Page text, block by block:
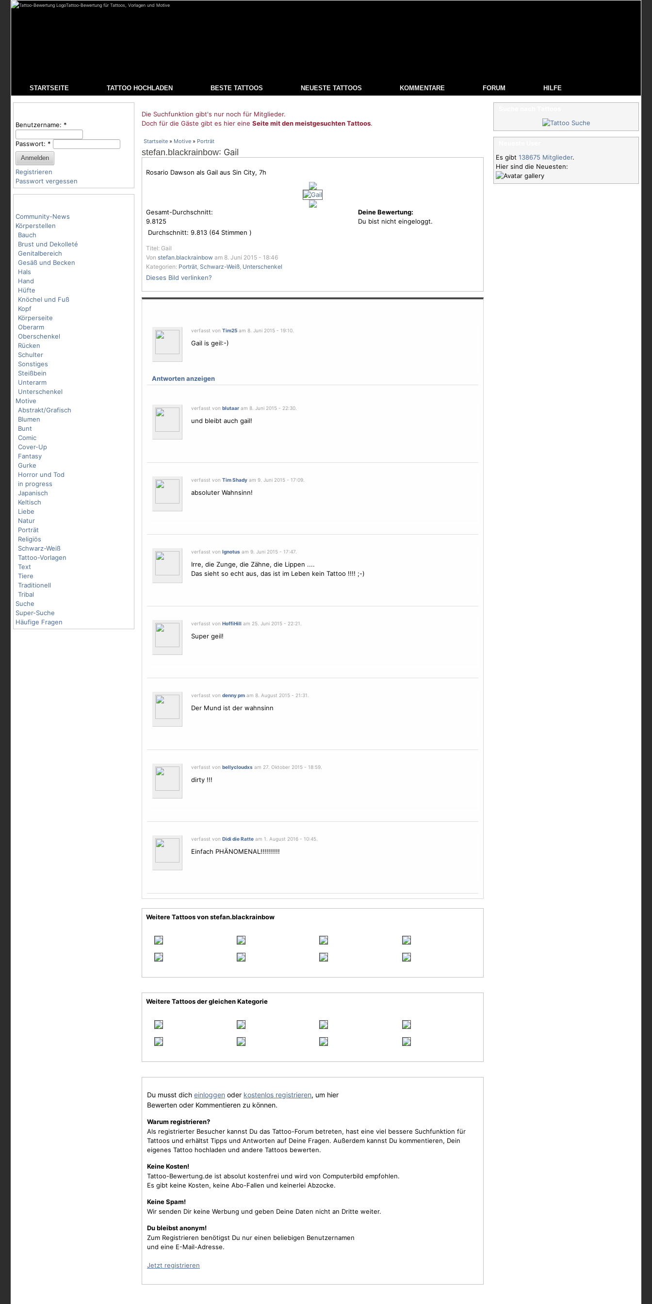
Tattoo-Bewertung für Tattoos, Vorlagen und Motive
STARTSEITE TATTOO HOCHLADEN BESTE TATTOOS NEUESTE TATTOOS KOMMENTARE FORUM HILFE
Benutzername: *
Passwort: *
Registrieren
Passwort vergessen
Community-News
Körperstellen
Bauch
Brust und Dekolleté
Genitalbereich
Gesäß und Becken
Hals
Hand
Hüfte
Knöchel und Fuß
Kopf
Körperseite
Oberarm
Oberschenkel
Rücken
Schulter
Sonstiges
Steißbein
Unterarm
Unterschenkel
Motive
Abstrakt/Grafisch
Blumen
Bunt
Comic
Cover-Up
Fantasy
Gurke
Horror und Tod
in progress
Japanisch
Keltisch
Liebe
Natur
Porträt
Religiös
Schwarz-Weiß
Tattoo-Vorlagen
Text
Tiere
Traditionell
Tribal
Suche
Super-Suche
Häufige Fragen
Die Suchfunktion gibt's nur noch für Mitglieder.
Doch für die Gäste gibt es hier eine Seite mit den meistgesuchten Tattoos.
Startseite » Motive » Porträt
stefan.blackrainbow: Gail
Rosario Dawson als Gail aus Sin City, 7h
Gesamt-Durchschnitt:
9.8125
Durchschnitt: 9.813 (64 Stimmen )
Deine Bewertung:
Du bist nicht eingeloggt.
Titel: Gail
Von stefan.blackrainbow am 8. Juni 2015 - 18:46
Kategorien: Porträt, Schwarz-Weiß, Unterschenkel
Dieses Bild verlinken?
verfasst von Tim25am 8. Juni 2015 - 19:10.
Gail is geil:-)
Antworten anzeigen
verfasst von blutaaram 8. Juni 2015 - 22:30.
und bleibt auch gail!
verfasst von Tim Shadyam 9. Juni 2015 - 17:09.
absoluter Wahnsinn!
verfasst von Ignotusam 9. Juni 2015 - 17:47.
Irre, die Zunge, die Zähne, die Lippen ....
Das sieht so echt aus, das ist im Leben kein Tattoo !!!! ;-)
verfasst von HoffiHill am 25. Juni 2015 - 22:21.
Super geil!
verfasst von denny pmam 8. August 2015 - 21:31.
Der Mund ist der wahnsinn
verfasst von bellycloudxsam 27. Oktober 2015 - 18:59.
dirty !!!
verfasst von Didi die Ratteam 1. August 2016 - 10:45.
Einfach PHÄNOMENAL!!!!!!!!!!
Weitere Tattoos von stefan.blackrainbow
Weitere Tattoos der gleichen Kategorie
Du musst dich einloggen oder kostenlos registrieren, um hier
Bewerten oder Kommentieren zu können.
Warum registrieren?
Als registrierter Besucher kannst Du das Tattoo-Forum betreten, hast eine viel bessere Suchfunktion für
Tattoos und erhältst Tipps und Antworten auf Deine Fragen. Außerdem kannst Du kommentieren, Dein
eigenes Tattoo hochladen und andere Tattoos bewerten.
Keine Kosten!
Tattoo-Bewertung.de ist absolut kostenfrei und wird von Computerbild empfohlen.
Es gibt keine Kosten, keine Abo-Fallen und keinerlei Abzocke.
Keine Spam!
Wir senden Dir keine Werbung und geben Deine Daten nicht an Dritte weiter.
Du bleibst anonym!
Zum Registrieren benötigst Du nur einen beliebigen Benutzernamen
und eine E-Mail-Adresse.
Jetzt registrieren
Es gibt 138675 Mitglieder.
Hier sind die Neuesten: